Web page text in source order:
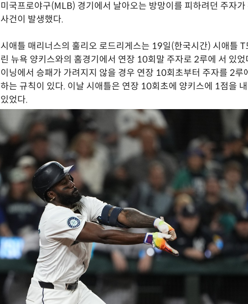
미국프로야구(MLB) 경기에서 날아오는 방망이를 피하려던 주자
사건이 발생했다.
시애틀 매리너스의 훌리오 로드리게스는 19일(한국시간) 시애틀 T
린 뉴욕 양키스와의 홈경기에서 연장 10회말 주자로 2루에 서 있
이닝에서 승패가 가려지지 않을 경우 연장 10회초부터 주자를 2루
하는 규칙이 있다. 이날 시애틀은 연장 10회초에 양키스에 1점을
있었다.